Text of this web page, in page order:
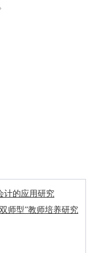
计的应用研究
师型”教师培养研究